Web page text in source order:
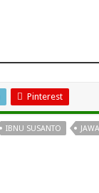
Pinterest
IBNU SUSANTO